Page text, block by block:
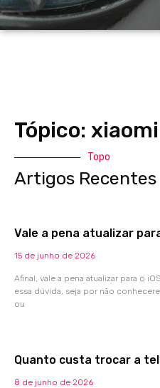
Tópico: xiaomi
Topo
Artigos Recentes
Vale a pena atualizar
15 de junho de 2026
Afinal, vale a pena atualizar para o
essa dúvida, seja por não
ou
Quanto custa trocar a
8 de junho de 2026